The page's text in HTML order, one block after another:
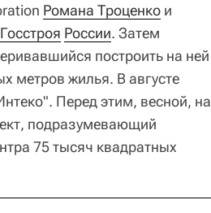
Романа Троценко и
Госстроя России. Затем
построить на ней
метров жилья. В августе
Перед этим, весной, на
подразумевающий
75 тысяч квадратных